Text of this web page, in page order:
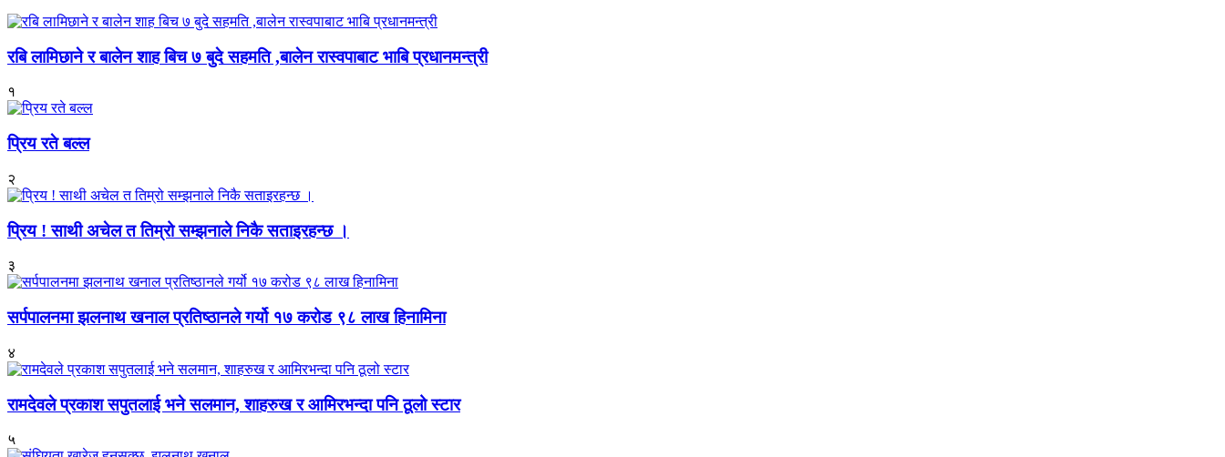
रबि लामिछाने र बालेन शाह बिच ७ बुदे सहमति ,बालेन रास्वपाबाट भाबि प्रधानमन्त्री
१
प्रिय रते बल्ल
२
प्रिय ! साथी अचेल त तिम्रो सम्झनाले निकै सताइरहन्छ ।
३
सर्पपालनमा झलनाथ खनाल प्रतिष्ठानले गर्यो १७ करोड ९८ लाख हिनामिना
४
रामदेवले प्रकाश सपुतलाई भने सलमान, शाहरुख र आमिरभन्दा पनि ठूलो स्टार
५